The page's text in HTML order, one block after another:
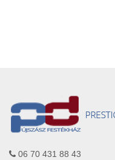
06 70 431 88 43